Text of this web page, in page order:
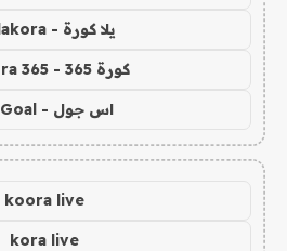
يلا كورة - yallakora
كورة 365 - kooora 365
اس جول - AS Goal
koora live
kora live